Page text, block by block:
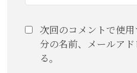
次回のコメントで使
分の名前、メールア
る。